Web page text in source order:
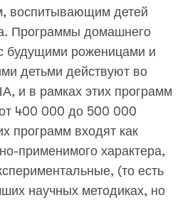
воспитывающим детей
Программы домашнего
будущими роженицами и
детьми действуют во
и в рамках этих программ
400 000 до 500 000
программ входят как
применимого характера,
(то есть
научных методиках, но